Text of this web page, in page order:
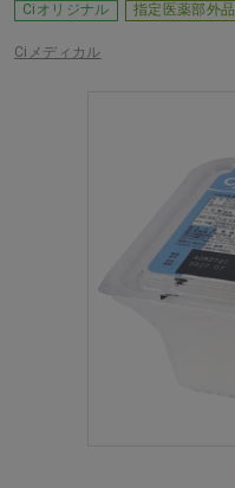
Ciオリジナル 指定医薬部外品
Ciメディカル